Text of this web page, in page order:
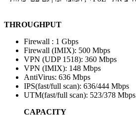
THROUGHPUT
Firewall : 1 Gbps
Firewall (IMIX): 500 Mbps
VPN (UDP 1518): 360 Mbps
VPN (IMIX): 148 Mbps
AntiVirus: 636 Mbps
IPS(fast/full scan): 636/444 Mbps
UTM(fast/full scan): 523/378 Mbps
CAPACITY